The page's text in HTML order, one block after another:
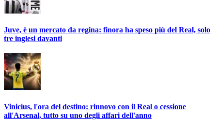
Juve, è un mercato da regina: finora ha speso più del Real, solo
tre inglesi davanti
Vinicius, l'ora del destino: rinnovo con il Real o cessione
all'Arsenal, tutto su uno degli affari dell'anno